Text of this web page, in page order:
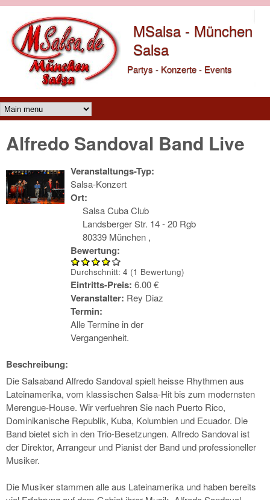
MSalsa - München
Salsa
Partys - Konzerte - Events
Main menu
Alfredo Sandoval Band Live
Veranstaltungs-Typ:
Salsa-Konzert
Ort:
Salsa Cuba Club
Landsberger Str. 14 - 20 Rgb
80339 München ,
Bewertung:
Durchschnitt: 4 (1 Bewertung)
Eintritts-Preis: 6.00 €
Veranstalter: Rey Diaz
Termin:
Alle Termine in der
Vergangenheit.
Beschreibung:
Die Salsaband Alfredo Sandoval spielt heisse Rhythmen aus
Lateinamerika, vom klassischen Salsa-Hit bis zum modernsten
Merengue-House. Wir verfuehren Sie nach Puerto Rico,
Dominikanische Republik, Kuba, Kolumbien und Ecuador. Die
Band bietet sich in den Trio-Besetzungen. Alfredo Sandoval ist
der Direktor, Arrangeur und Pianist der Band und professioneller
Musiker.
Die Musiker stammen alle aus Lateinamerika und haben bereits